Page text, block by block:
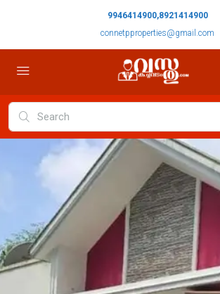
9946414900,8921414900
connetpproperties@gmail.com